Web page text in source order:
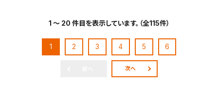
1 ～ 20 件目を表示しています。（全115件）
1 2 3 4 5 6
次へ